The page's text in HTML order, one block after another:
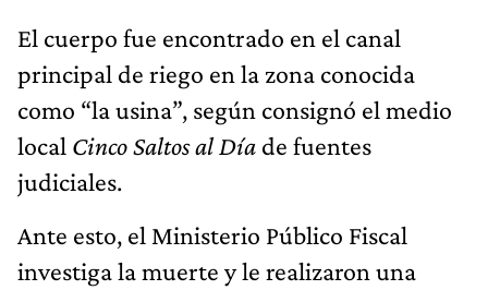
El cuerpo fue encontrado en el canal
principal de riego en la zona conocida
como “la usina”, según consignó el medio
local Cinco Saltos al Día de fuentes
judiciales.
Ante esto, el Ministerio Público Fiscal
investiga la muerte y le realizaron una